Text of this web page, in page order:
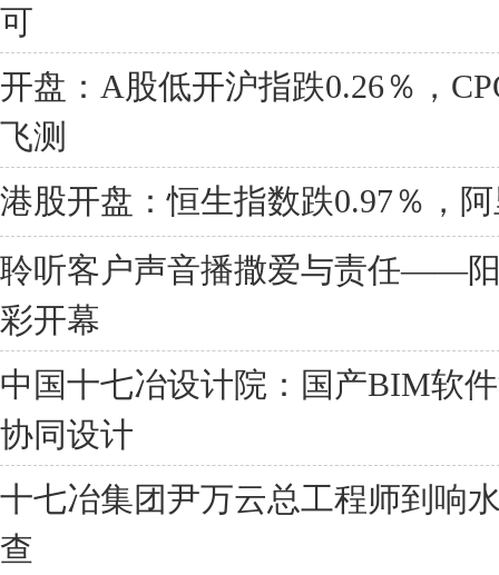
可
开盘：A股低开沪指跌0.26％，
飞测
港股开盘：恒生指数跌0.97％，
聆听客户声音播撒爱与责任——
彩开幕
中国十七冶设计院：国产BIM软
协同设计
十七冶集团尹万云总工程师到响
查